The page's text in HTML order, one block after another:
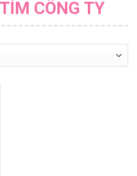
CÔNG TY